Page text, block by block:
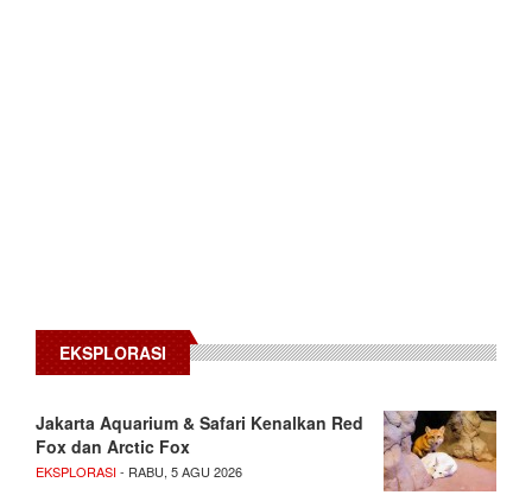
EKSPLORASI
Jakarta Aquarium & Safari Kenalkan Red
Fox dan Arctic Fox
EKSPLORASI- RABU, 5 AGU 2026